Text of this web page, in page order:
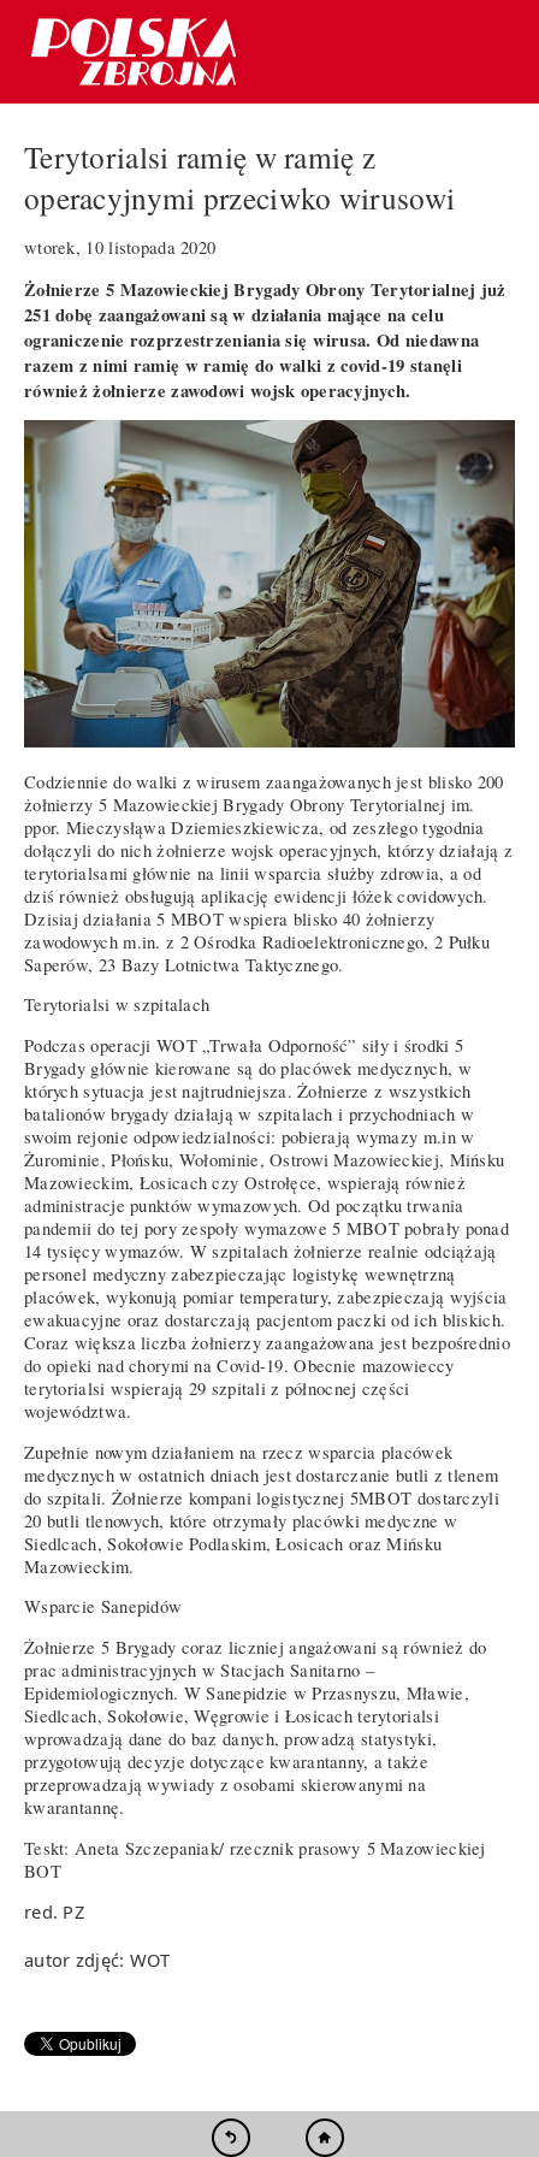
Terytorialsi ramię w ramię z
operacyjnymi przeciwko wirusowi
wtorek, 10 listopada 2020
Żołnierze 5 Mazowieckiej Brygady Obrony Terytorialnej już
251 dobę zaangażowani są w działania mające na celu
ograniczenie rozprzestrzeniania się wirusa. Od niedawna
razem z nimi ramię w ramię do walki z covid-19 stanęli
również żołnierze zawodowi wojsk operacyjnych.
Codziennie do walki z wirusem zaangażowanych jest blisko 200
żołnierzy 5 Mazowieckiej Brygady Obrony Terytorialnej im.
ppor. Mieczysłąwa Dziemieszkiewicza, od zeszłego tygodnia
dołączyli do nich żołnierze wojsk operacyjnych, którzy działają z
terytorialsami głównie na linii wsparcia służby zdrowia, a od
dziś również obsługują aplikację ewidencji łóżek covidowych.
Dzisiaj działania 5 MBOT wspiera blisko 40 żołnierzy
zawodowych m.in. z 2 Ośrodka Radioelektronicznego, 2 Pułku
Saperów, 23 Bazy Lotnictwa Taktycznego.
Terytorialsi w szpitalach
Podczas operacji WOT „Trwała Odporność” siły i środki 5
Brygady głównie kierowane są do placówek medycznych, w
których sytuacja jest najtrudniejsza. Żołnierze z wszystkich
batalionów brygady działają w szpitalach i przychodniach w
swoim rejonie odpowiedzialności: pobierają wymazy m.in w
Żurominie, Płońsku, Wołominie, Ostrowi Mazowieckiej, Mińsku
Mazowieckim, Łosicach czy Ostrołęce, wspierają również
administracje punktów wymazowych. Od początku trwania
pandemii do tej pory zespoły wymazowe 5 MBOT pobrały ponad
14 tysięcy wymazów. W szpitalach żołnierze realnie odciążają
personel medyczny zabezpieczając logistykę wewnętrzną
placówek, wykonują pomiar temperatury, zabezpieczają wyjścia
ewakuacyjne oraz dostarczają pacjentom paczki od ich bliskich.
Coraz większa liczba żołnierzy zaangażowana jest bezpośrednio
do opieki nad chorymi na Covid-19. Obecnie mazowieccy
terytorialsi wspierają 29 szpitali z północnej części
województwa.
Zupełnie nowym działaniem na rzecz wsparcia placówek
medycznych w ostatnich dniach jest dostarczanie butli z tlenem
do szpitali. Żołnierze kompani logistycznej 5MBOT dostarczyli
20 butli tlenowych, które otrzymały placówki medyczne w
Siedlcach, Sokołowie Podlaskim, Łosicach oraz Mińsku
Mazowieckim.
Wsparcie Sanepidów
Żołnierze 5 Brygady coraz liczniej angażowani są również do
prac administracyjnych w Stacjach Sanitarno –
Epidemiologicznych. W Sanepidzie w Przasnyszu, Mławie,
Siedlcach, Sokołowie, Węgrowie i Łosicach terytorialsi
wprowadzają dane do baz danych, prowadzą statystyki,
przygotowują decyzje dotyczące kwarantanny, a także
przeprowadzają wywiady z osobami skierowanymi na
kwarantannę.
Teskt: Aneta Szczepaniak/ rzecznik prasowy 5 Mazowieckiej
BOT
red. PZ
autor zdjęć: WOT